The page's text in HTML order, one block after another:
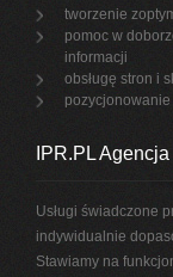
tworzenie
pomoc w
informacji
obsługę stron i
IPR.PL
Usługi świadczone
indywidualnie
Stawiamy na